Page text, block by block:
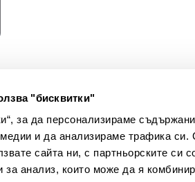
"бисквитки"
за да персонализираме
и да анализираме трафика
сайта ни, с партньорските си
за анализ, които може да я